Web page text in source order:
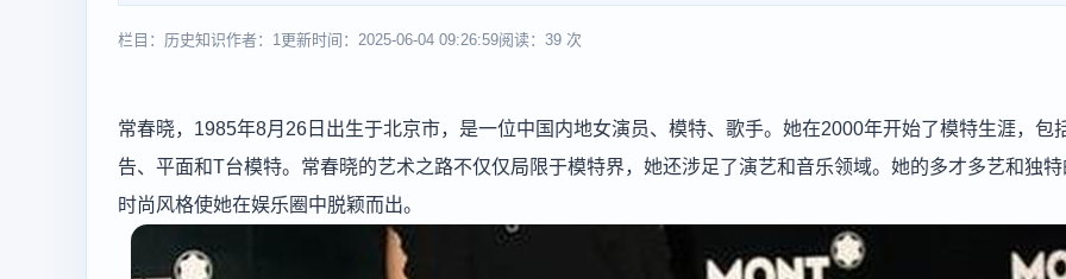
栏目：历史知识作者：1更新时间：2025-06-04 09:26:59阅读：39 次
常春晓，1985年8月26日出生于北京市，是一位中国内地女演员、模特、歌手。她在2000年开始了模特生涯，包
告、平面和T台模特。常春晓的艺术之路不仅仅局限于模特界，她还涉足了演艺和音乐领域。她的多才多艺和独特
时尚风格使她在娱乐圈中脱颖而出。